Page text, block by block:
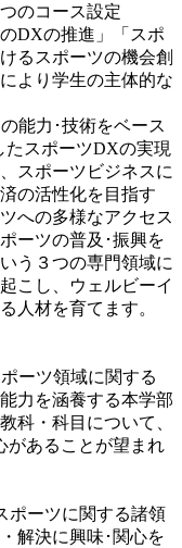
のコース設定
DXの推進」「スポ
るスポーツの機会創
より学生の主体的な
能力･技術をベース
スポーツDXの実現
スポーツビジネスに
の活性化を目指す
への多様なアクセス
ーツの普及･振興を
う３つの専門領域に
こし、ウェルビーイ
人材を育てます。
ーツ領域に関する
力を涵養する本学部
科・科目について、
があることが望まれ
ポーツに関する諸領
解決に興味･関心を